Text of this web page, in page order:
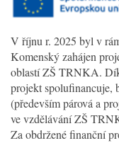
V říjnu r. 2025 byl v
Komenský zahájen
oblastí ZŠ TRNKA.
projekt spolufinancuje,
(především párová a
ve vzdělávání ZŠ
Za obdržené finanční